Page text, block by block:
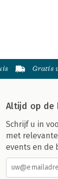
Gratis
Altijd op de
Schrijf u in
met
events en de